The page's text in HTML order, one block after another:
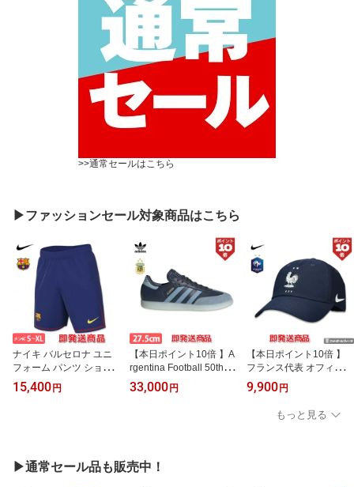
>>通常セールはこちら
▶ファッションセール対象商品はこちら
ナイキ バルセロナ ユニ
フォーム パンツ ショー
ツ ホーム 25/26 2025 20
26 NIKE 正規品 即発送対
15,400 円
【本日ポイント10倍 】A
rgentina Football 50th ×
adidas Originals SAMBA
OG “ Shadow Navy ” ス
ビー ” 並行輸入 正規品 即
発送対応商品
33,000 円
【本日ポイント10倍 】
フランス代表 オフィシャ
ル キャップ ベースボー
ルキャップ 帽子2025 NI
KE ナイキ 即発送対応商
9,900 円
もっと見る
▶通常セール品も販売中！